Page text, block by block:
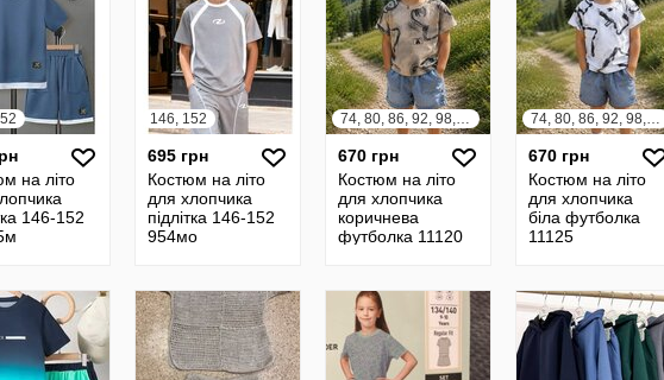
на літо
146-152
146, 152
695 грн
Костюм на літо
для хлопчика
підлітка 146-152
954мо
74, 80, 86, 92, 98, 104, 110, 116
670 грн
Костюм на літо
для хлопчика
коричнева
футболка 11120
74, 80, 86, 92, 98, 104, 110, 116
670 грн
Костюм на літо
для хлопчика
біла футболка
11125